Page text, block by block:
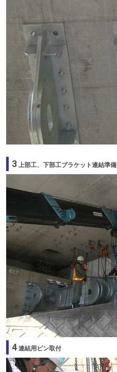
3 上部工、下部工ブラケット連結準備
4 連結用ピン取付